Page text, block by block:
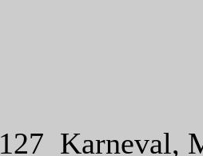
127 Karneval,